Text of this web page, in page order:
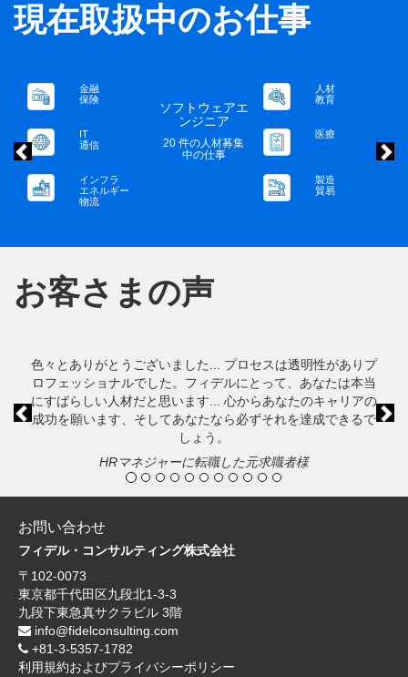
現在取扱中のお仕事
人材
教育
医療
製造
貿易
通信
ネットワークエ
19 件の人材募集
お客さまの声
スは透明性がありプ
って、あなたは本当
らあなたのキャリアの
それを達成できるで
本当にフィデルを皆さんのコンサルタン
いです！フィデルのリクルーターはとて
あなたの味方になってくれます。彼女は
ためにたくさんの提案をしてくれて、あ
オラクルデータベース管理に転職
お問い合わせ
フィデル・コンサルティング株式会社
〒102-0073
東京都千代田区九段北1-3-3
九段下東急真サクラビル 3階
info@fidelconsulting.com
+81-3-5357-1782
利用規約およびプライバシーポリシー